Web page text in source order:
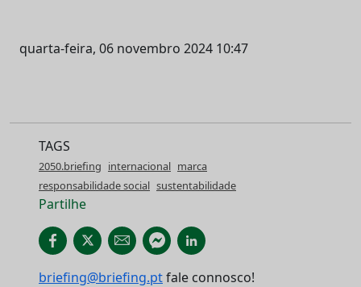
quarta-feira, 06 novembro 2024 10:47
TAGS
2050.briefing internacional marca
responsabilidade social sustentabilidade
Partilhe
briefing@briefing.ptfale connosco!